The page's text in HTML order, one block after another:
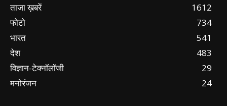
ताजा ख़बरें
1612
फोटो
734
भारत
541
देश
483
विज्ञान-टेक्नॉलॉजी
29
मनोरंजन
24